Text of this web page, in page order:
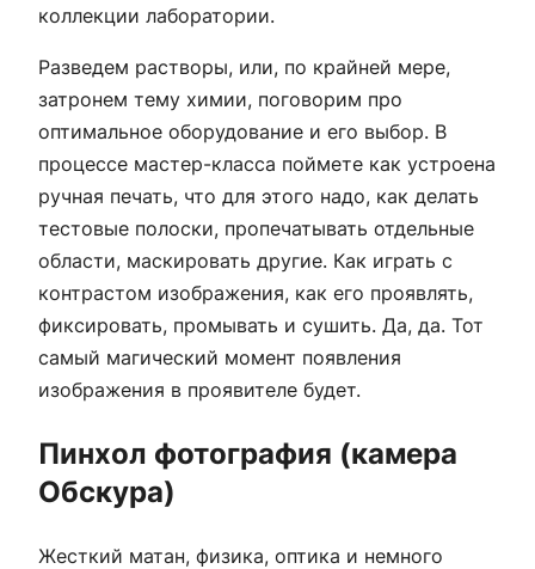
коллекции лаборатории.
Разведем растворы, или, по крайней мере,
затронем тему химии, поговорим про
оптимальное оборудование и его выбор. В
процессе мастер-класса поймете как устроена
ручная печать, что для этого надо, как делать
тестовые полоски, пропечатывать отдельные
области, маскировать другие. Как играть с
контрастом изображения, как его проявлять,
фиксировать, промывать и сушить. Да, да. Тот
самый магический момент появления
изображения в проявителе будет.
Пинхол фотография (камера
Обскура)
Жесткий матан, физика, оптика и немного